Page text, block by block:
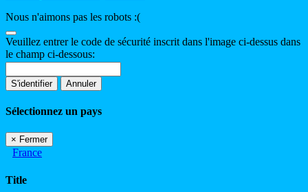
Nous n'aimons pas les robots :(
Veuillez entrer le code de sécurité inscrit dans l'image ci-dessus dans
le champ ci-dessous:
S'identifier Annuler
Sélectionnez un pays
× Fermer
France
Title